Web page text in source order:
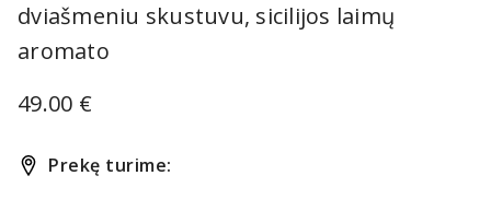
dviašmeniu skustuvu, sicilijos laimų
aromato
49.00 €
Prekę turime: